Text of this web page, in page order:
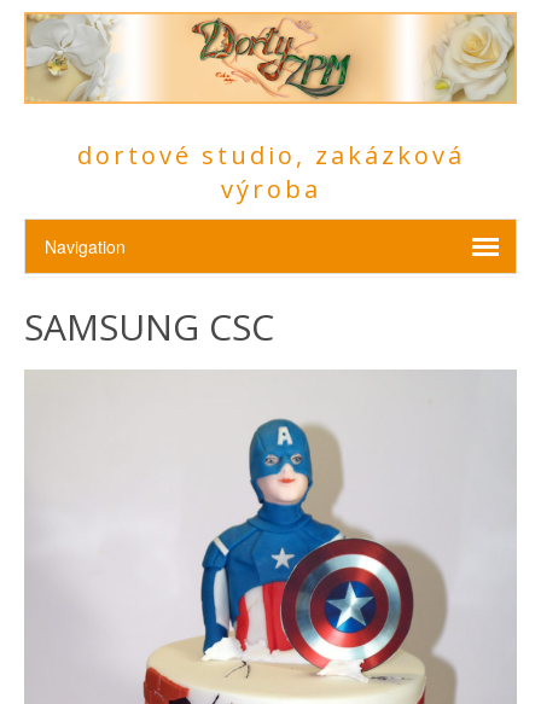
dortové studio, zakázková
výroba
SAMSUNG CSC